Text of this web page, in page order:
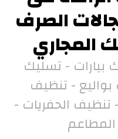
الصرف
المجاري
بيارات - تسليك
- تنظيف
تنظيف الحفريات -